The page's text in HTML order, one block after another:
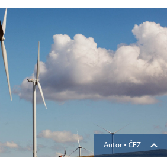
Autor ▪ ČEZ